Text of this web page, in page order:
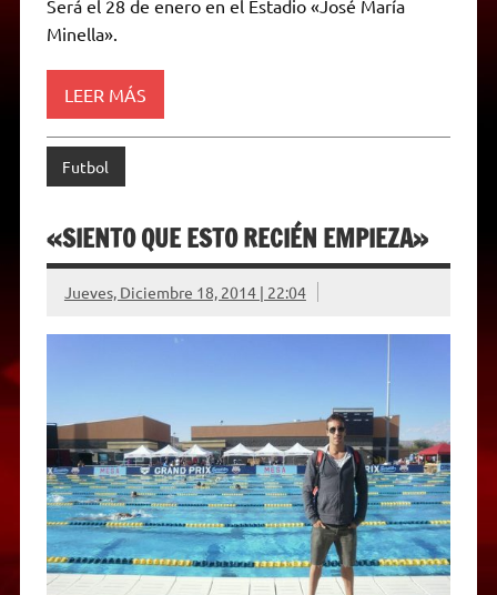
p
p
a
m
r
o
g
n
r
Será el 28 de enero en el Estadio «José María
Minella».
LEER MÁS
Futbol
«SIENTO QUE ESTO RECIÉN EMPIEZA»
Jueves, Diciembre 18, 2014 | 22:04